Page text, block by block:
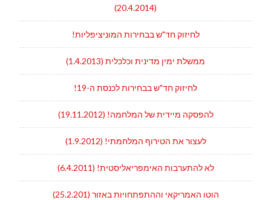
(20.4.2014)
לחיזוק חד"ש בבחירות המוניציפליות!
ממשלת ימין מדינית וכלכלית (1.4.2013)
לחיזוק חד"ש בבחירות לכנסת ה-19!
להפסקה מיידית של המלחמה! (19.11.2012)
לעצור את הטירוף המלחמתי! (1.9.2012)
לא להתערבות האימפריאליסטית! (6.4.2011)
הוטו האמריקאי וההתפתחויות באזור (25.2.201)